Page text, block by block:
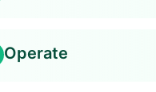
Operate